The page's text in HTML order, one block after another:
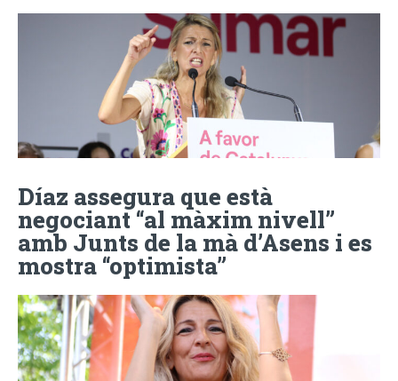
Díaz assegura que està
negociant “al màxim nivell”
amb Junts de la mà d’Asens i es
mostra “optimista”